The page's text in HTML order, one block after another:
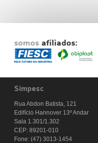
somos afiliados:
Simpesc
Rua Abdon Batista, 121
Edifício Hannover 13º Andar
Sala 1.301/1.302
CEP: 89201-010
Fone: (47) 3013-1454